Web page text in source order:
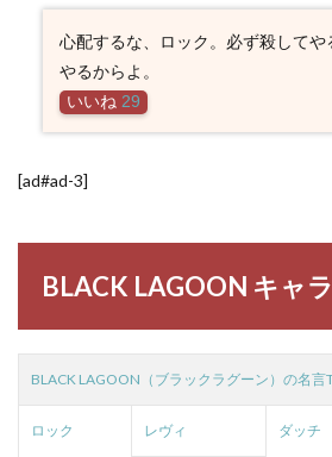
心配するな、ロック。必ず殺してや
やるからよ。
いいね 29
[ad#ad-3]
BLACK LAGOON キャ
BLACK LAGOON（ブラックラグーン）の名言
ロック レヴィ ダッチ